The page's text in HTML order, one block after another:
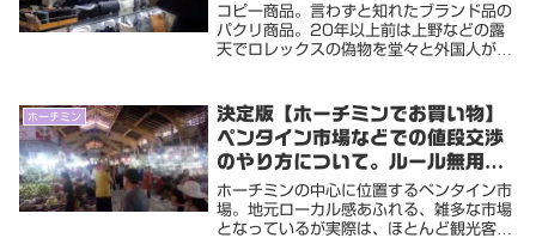
コピー商品。言わずと知れたブランド品の
パクリ商品。20年以上前は上野などの露
天でロレックスの偽物を堂々と外国人が販
鶴橋の商店街で治外法権よろしく韓国人が
時計やバック...
ホーチミン
決定版【ホーチミンでお買い物】
ペンタイン市場などでの値段交渉
のやり方について。ルール無用の
ボッタクリ価格対策。
ホーチミンの中心に位置するペンタイン市
場。地元ローカル感あふれる、雑多な市場
となっているが実際は、ほとんど観光客し